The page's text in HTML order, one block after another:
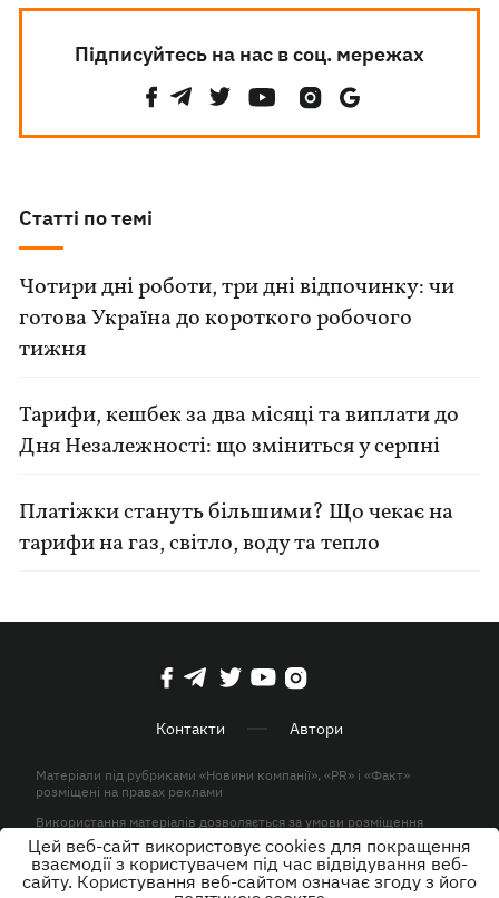
Підписуйтесь на нас в соц. мережах
Статті по темі
Чотири дні роботи, три дні відпочинку: чи
готова Україна до короткого робочого
тижня
Тарифи, кешбек за два місяці та виплати до
Дня Незалежності: що зміниться у серпні
Платіжки стануть більшими? Що чекає на
тарифи на газ, світло, воду та тепло
Контакти Автори
Матеріали під рубриками «Новини компанії», «PR» і «Факт»
розміщені на правах реклами
Використання матеріалів дозволяється за умови розміщення
активного гіперпосилання на KP.UA в першому абзаці.
© ТОВ «ЮЛАВ МЕДІА» 2026. Всі права захищені.
Цей веб-сайт використовує cookies для покращення
взаємодії з користувачем під час відвідування веб-
сайту. Користування веб-сайтом означає згоду з його